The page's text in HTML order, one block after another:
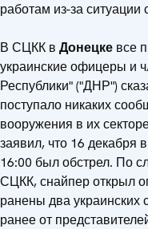
работам из-за ситуации
В СЦКК в Донецке все
украинские офицеры и
Республики" ("ДНР")
поступало никаких
вооружения в их
заявил, что 16 декабря
16:00 был обстрел. По
СЦКК, снайпер открыл
ранены два
ранее от